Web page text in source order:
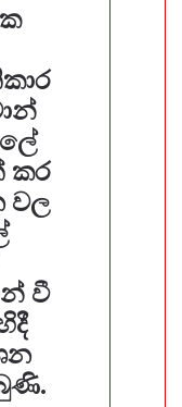
කර
වල
වී